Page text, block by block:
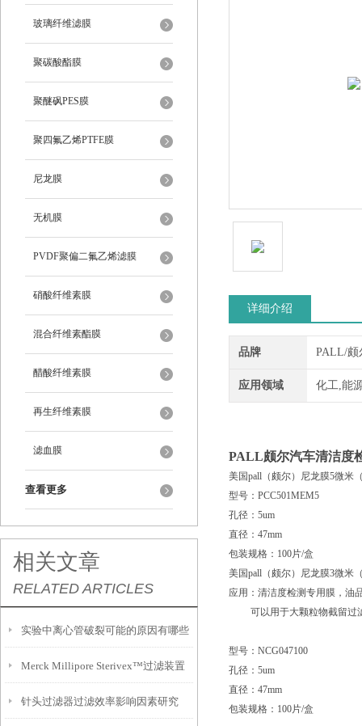
玻璃纤维滤膜
聚碳酸酯膜
聚醚砜PES膜
聚四氟乙烯PTFE膜
尼龙膜
无机膜
PVDF聚偏二氟乙烯滤膜
硝酸纤维素膜
混合纤维素酯膜
醋酸纤维素膜
再生纤维素膜
滤血膜
查看更多
相关文章
RELATED ARTICLES
实验中离心管破裂可能的原因有哪些
Merck Millipore Sterivex™过滤装置
你知道多少？
针头过滤器过滤效率影响因素研究
详细介绍
品牌 PALL/颇
应用领域 化工,能
PALL颇尔汽车清洁度
美国pall（颇尔）尼龙膜5微米
型号：PCC501MEM5
孔径：5um
直径：47mm
包装规格：100片/盒
美国pall（颇尔）尼龙膜3微米
应用：清洁度检测专用膜，油
可以用于大颗粒物截留过
型号：NCG047100
孔径：5um
直径：47mm
包装规格：100片/盒